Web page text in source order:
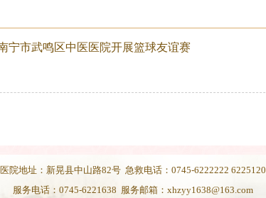
宁市武鸣区中医医院开展篮球友谊赛
医院地址：新晃县中山路82号 急救电话：0745-6222222 6225120
服务电话：0745-6221638 服务邮箱：xhzyy1638@163.com